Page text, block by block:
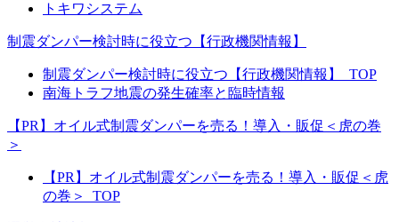
トキワシステム
制震ダンパー検討時に役立つ【行政機関情報】
制震ダンパー検討時に役立つ【行政機関情報】_TOP
南海トラフ地震の発生確率と臨時情報
【PR】オイル式制震ダンパーを売る！導入・販促＜虎の巻
＞
【PR】オイル式制震ダンパーを売る！導入・販促＜虎
の巻＞_TOP